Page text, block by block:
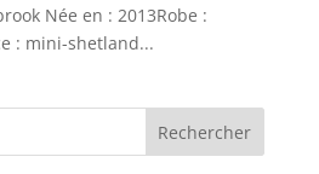
Née en : 2013Robe :
: mini-shetland...